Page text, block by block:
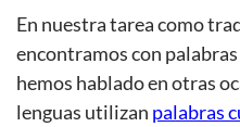
En nuestra tarea como
encontramos con
hemos hablado en otras
lenguas utilizan palabras